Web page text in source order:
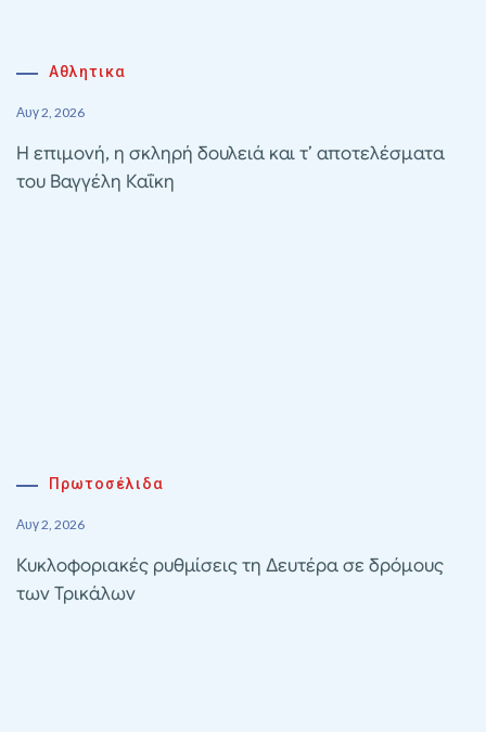
Αθλητικα
Αυγ 2, 2026
Η επιμονή, η σκληρή δουλειά και τ’ αποτελέσματα
του Βαγγέλη Καΐκη
Πρωτοσέλιδα
Αυγ 2, 2026
Κυκλοφοριακές ρυθμίσεις τη Δευτέρα σε δρόμους
των Τρικάλων